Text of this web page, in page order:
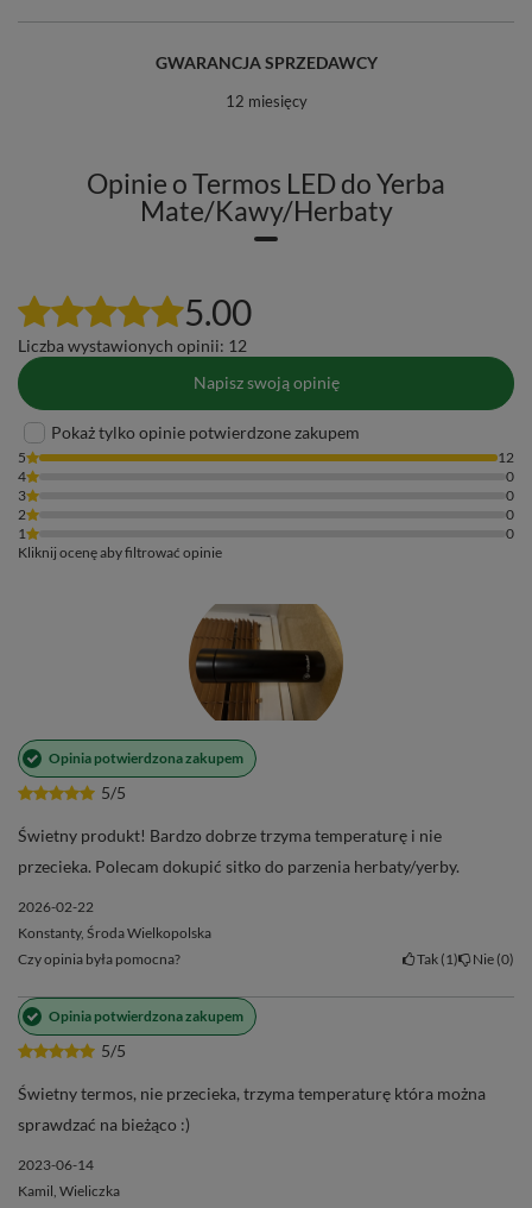
GWARANCJA SPRZEDAWCY
12 miesięcy
Opinie o Termos LED do Yerba
Mate/Kawy/Herbaty
5.00
Liczba wystawionych opinii: 12
Napisz swoją opinię
Pokaż tylko opinie potwierdzone zakupem
5
12
4
0
3
0
2
0
1
0
Kliknij ocenę aby filtrować opinie
5/5
Opinia potwierdzona zakupem
Świetny produkt! Bardzo dobrze trzyma temperaturę i nie
przecieka. Polecam dokupić sitko do parzenia herbaty/yerby.
2026-02-22
Konstanty, Środa Wielkopolska
Czy opinia była pomocna?
Tak 1 Nie 0
5/5
Opinia potwierdzona zakupem
Świetny termos, nie przecieka, trzyma temperaturę która można
sprawdzać na bieżąco :)
2023-06-14
Kamil, Wieliczka